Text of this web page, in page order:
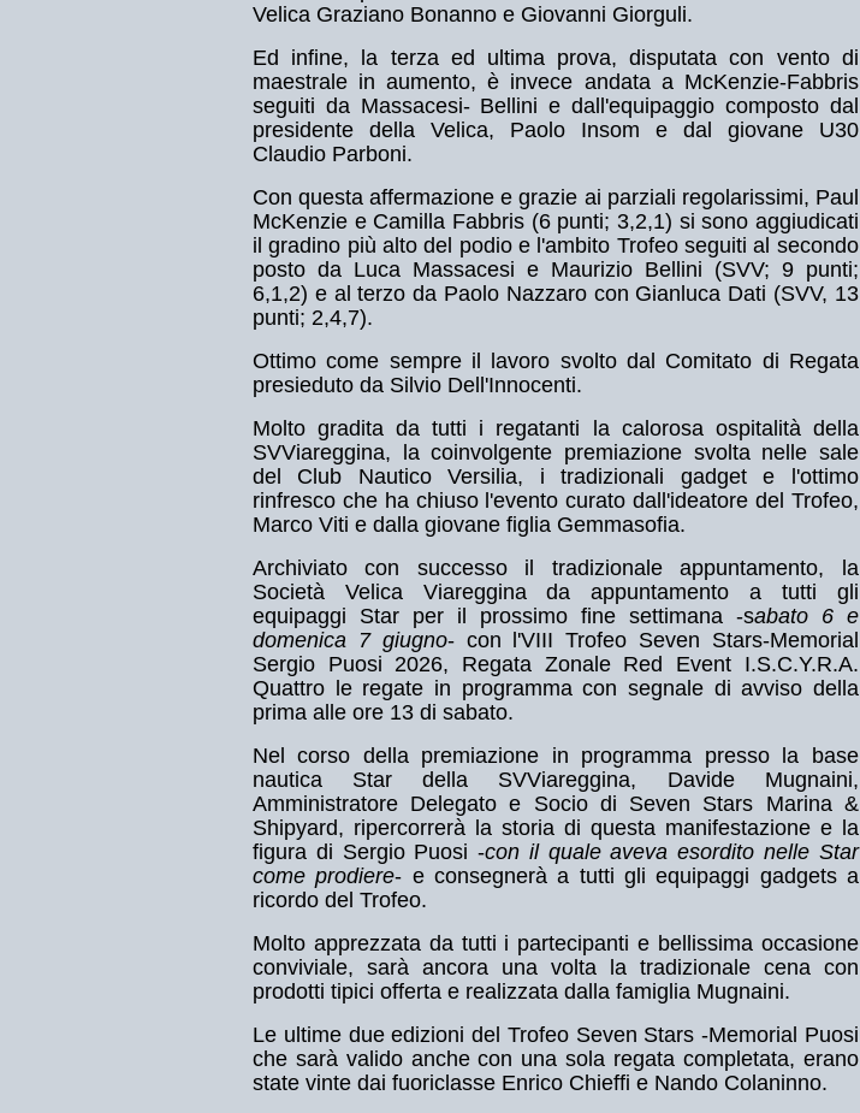
Velica Graziano Bonanno e Giovanni Giorguli.
Ed infine, la terza ed ultima prova, disputata con vento di
maestrale in aumento, è invece andata a McKenzie-Fabbris
seguiti da Massacesi- Bellini e dall'equipaggio composto dal
presidente della Velica, Paolo Insom e dal giovane U30
Claudio Parboni.
Con questa affermazione e grazie ai parziali regolarissimi, Paul
McKenzie e Camilla Fabbris (6 punti; 3,2,1) si sono aggiudicati
il gradino più alto del podio e l'ambito Trofeo seguiti al secondo
posto da Luca Massacesi e Maurizio Bellini (SVV; 9 punti;
6,1,2) e al terzo da Paolo Nazzaro con Gianluca Dati (SVV, 13
punti; 2,4,7).
Ottimo come sempre il lavoro svolto dal Comitato di Regata
presieduto da Silvio Dell'Innocenti.
Molto gradita da tutti i regatanti la calorosa ospitalità della
SVViareggina, la coinvolgente premiazione svolta nelle sale
del Club Nautico Versilia, i tradizionali gadget e l'ottimo
rinfresco che ha chiuso l'evento curato dall'ideatore del Trofeo,
Marco Viti e dalla giovane figlia Gemmasofia.
Archiviato con successo il tradizionale appuntamento, la
Società Velica Viareggina da appuntamento a tutti gli
equipaggi Star per il prossimo fine settimana -sabato 6 e
domenica 7 giugno- con l'VIII Trofeo Seven Stars-Memorial
Sergio Puosi 2026, Regata Zonale Red Event I.S.C.Y.R.A.
Quattro le regate in programma con segnale di avviso della
prima alle ore 13 di sabato.
Nel corso della premiazione in programma presso la base
nautica Star della SVViareggina, Davide Mugnaini,
Amministratore Delegato e Socio di Seven Stars Marina &
Shipyard, ripercorrerà la storia di questa manifestazione e la
figura di Sergio Puosi -con il quale aveva esordito nelle Star
come prodiere- e consegnerà a tutti gli equipaggi gadgets a
ricordo del Trofeo.
Molto apprezzata da tutti i partecipanti e bellissima occasione
conviviale, sarà ancora una volta la tradizionale cena con
prodotti tipici offerta e realizzata dalla famiglia Mugnaini.
Le ultime due edizioni del Trofeo Seven Stars -Memorial Puosi
che sarà valido anche con una sola regata completata, erano
state vinte dai fuoriclasse Enrico Chieffi e Nando Colaninno.